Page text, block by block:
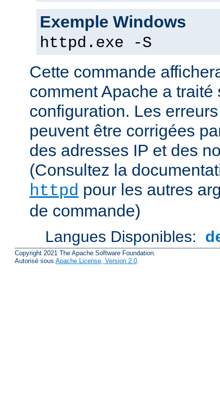
Exemple Windows
httpd.exe -S
Cette commande
comment Apache a traité
configuration. Les
peuvent être corrigées
des adresses IP et des
(Consultez la
httpd pour les autres
de commande)
Langues Disponibles:
Copyright 2021 The Apache Software Foundation.
Autorisé sous Apache License, Version 2.0.